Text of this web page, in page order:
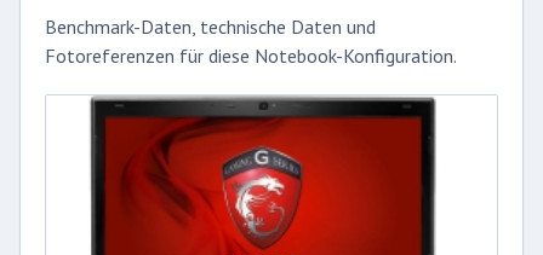
Benchmark-Daten, technische Daten und
Fotoreferenzen für diese Notebook-Konfiguration.